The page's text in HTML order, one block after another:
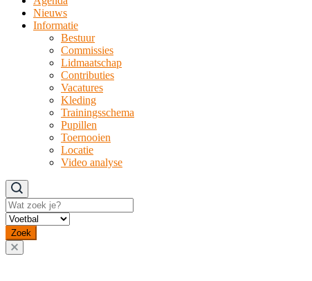
Nieuws
Informatie
Bestuur
Commissies
Lidmaatschap
Contributies
Vacatures
Kleding
Trainingsschema
Pupillen
Toernooien
Locatie
Video analyse
Zoeken
Zoek